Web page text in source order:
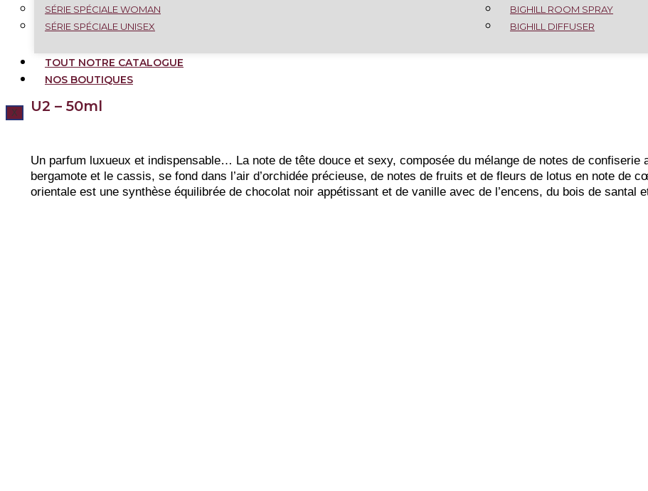
SÉRIE SPÉCIALE WOMAN
SÉRIE SPÉCIALE UNISEX
BIGHILL ROOM SPRAY
BIGHILL DIFFUSER
TOUT NOTRE CATALOGUE
NOS BOUTIQUES
X U2 – 50ml
Un parfum luxueux et indispensable… La note de tête douce et sexy, composée du mélange de notes de confiserie
bergamote et le cassis, se fond dans l’air d’orchidée précieuse, de notes de fruits et de fleurs de lotus en note de
orientale est une synthèse équilibrée de chocolat noir appétissant et de vanille avec de l’encens, du bois de santal